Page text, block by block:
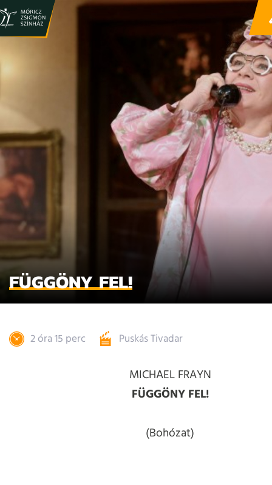
FÜGGÖNY FEL!
2 óra 15 perc Puskás Tivadar
MICHAEL FRAYN
FÜGGÖNY FEL!
(Bohózat)